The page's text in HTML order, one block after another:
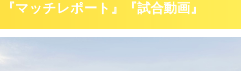
マッチレポート』『試合動画』